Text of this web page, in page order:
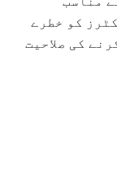
کو خطرے
کی صلاحیت